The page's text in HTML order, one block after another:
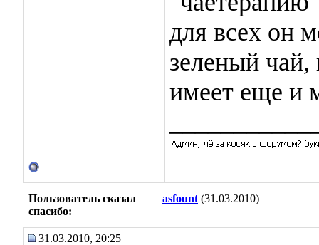
для всех он
зеленый чай,
имеет еще и
Пользователь сказал
cпасибо:
asfount (31.03.2010)
31.03.2010, 20:25